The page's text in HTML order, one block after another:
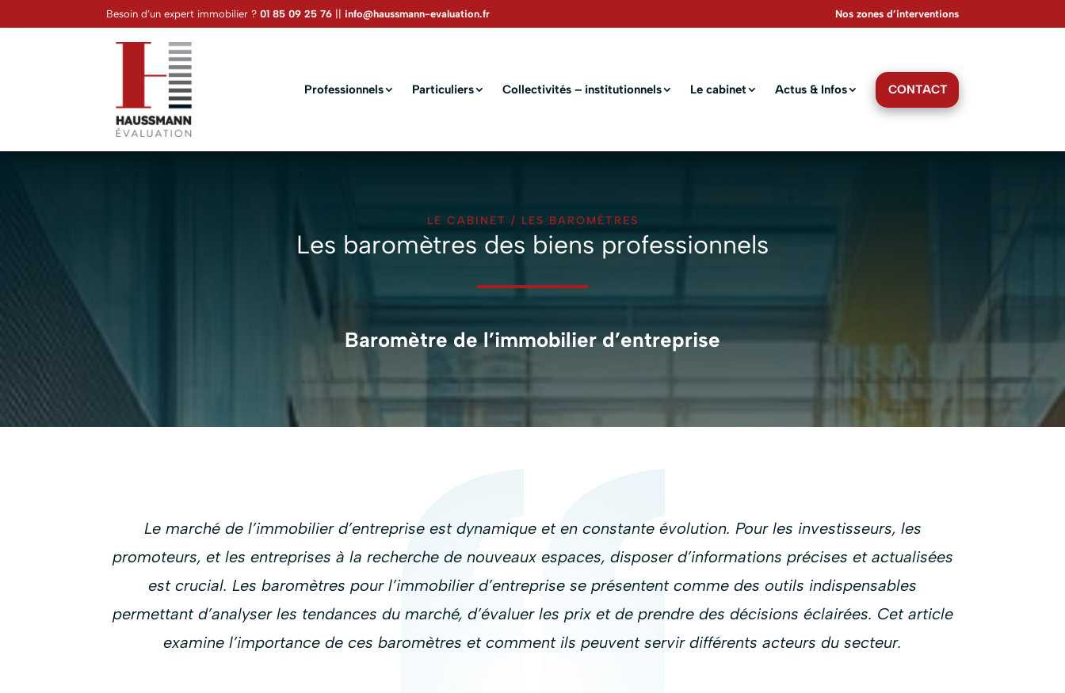
Besoin d’un expert immobilier ?01 85 09 25 76 ||info@haussmann-evaluation.fr Nos zones d’interventions
Professionnels Particuliers Collectivités – institutionnels Le cabinet Actus & Infos CONTACT
LE CABINET / LES BAROMÈTRES
Les baromètres des biens professionnels
Baromètre de l’immobilier d’entreprise
Le marché de l’immobilier d’entreprise est dynamique et en constante évolution. Pour les investisseurs, les
promoteurs, et les entreprises à la recherche de nouveaux espaces, disposer d’informations précises et actualisées
est crucial. Les baromètres pour l’immobilier d’entreprise se présentent comme des outils indispensables
permettant d’analyser les tendances du marché, d’évaluer les prix et de prendre des décisions éclairées. Cet article
examine l’importance de ces baromètres et comment ils peuvent servir différents acteurs du secteur.